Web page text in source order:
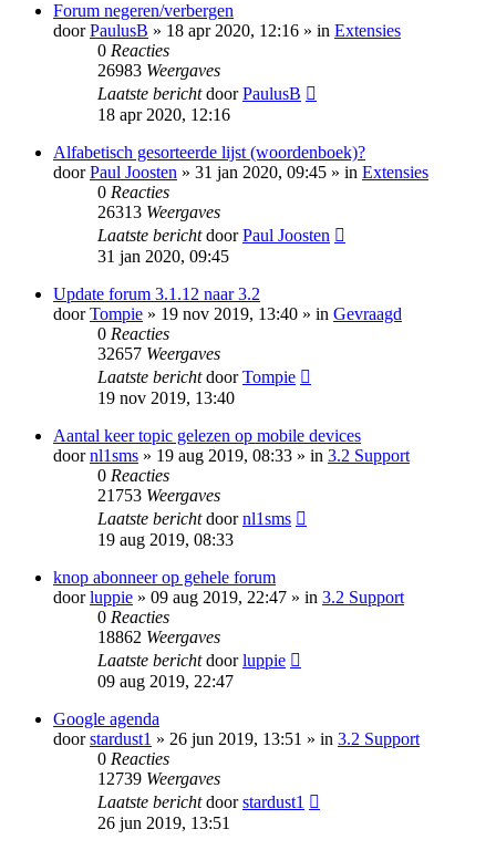
Forum negeren/verbergen
doorPaulusB » 18 apr 2020, 12:16 » in Extensies
0 Reacties
26983 Weergaves
Laatste berichtdoorPaulusB
18 apr 2020, 12:16
Alfabetisch gesorteerde lijst (woordenboek)?
doorPaul Joosten » 31 jan 2020, 09:45 » in Extensies
0 Reacties
26313 Weergaves
Laatste berichtdoorPaul Joosten
31 jan 2020, 09:45
Update forum 3.1.12 naar 3.2
doorTompie » 19 nov 2019, 13:40 » in Gevraagd
0 Reacties
32657 Weergaves
Laatste berichtdoorTompie
19 nov 2019, 13:40
Aantal keer topic gelezen op mobile devices
doornl1sms » 19 aug 2019, 08:33 » in 3.2 Support
0 Reacties
21753 Weergaves
Laatste berichtdoornl1sms
19 aug 2019, 08:33
knop abonneer op gehele forum
doorluppie » 09 aug 2019, 22:47 » in 3.2 Support
0 Reacties
18862 Weergaves
Laatste berichtdoorluppie
09 aug 2019, 22:47
Google agenda
doorstardust1 » 26 jun 2019, 13:51 » in 3.2 Support
0 Reacties
12739 Weergaves
Laatste berichtdoorstardust1
26 jun 2019, 13:51